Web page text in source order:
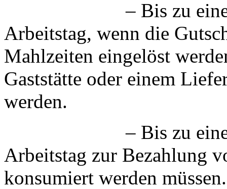
– Bis zu einem
Arbeitstag, wenn die
Mahlzeiten eingelöst
Gaststätte oder einem
werden.
– Bis zu einem
Arbeitstag zur Bezahlung
konsumiert werden